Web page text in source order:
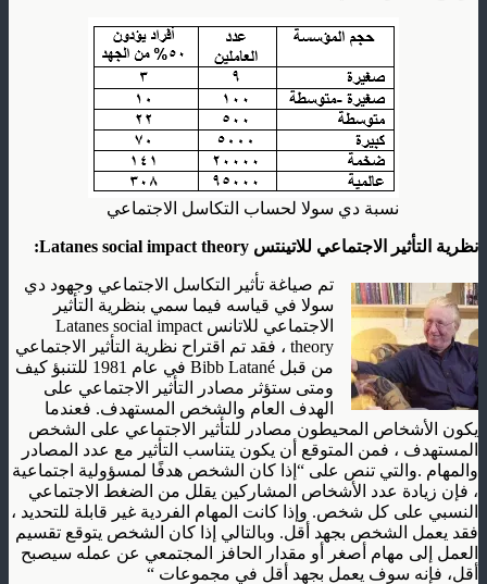
نسبة دي سولا لحساب التكاسل الاجتماعي
نظرية التأثير الاجتماعي للاتينتس Latanes social impact theory:
تم صياغة تأثير التكاسل الاجتماعي وجهود دي
سولا في قياسه فيما سمي بنظرية التأثير
الاجتماعي للاتانس Latanes social impact
theory ، فقد تم اقتراح نظرية التأثير الاجتماعي
من قبل Bibb Latané في عام 1981 للتنبؤ كيف
ومتى ستؤثر مصادر التأثير الاجتماعي على
الهدف العام والشخص المستهدف. فعندما
يكون الأشخاص المحيطون مصادر للتأثير الاجتماعي على الشخص
المستهدف ، فمن المتوقع أن يكون يتناسب التأثير مع عدد المصادر
والمهام .والتي تنص على “إذا كان الشخص هدفًا لمسؤولية اجتماعية
، فإن زيادة عدد الأشخاص المشاركين يقلل من الضغط الاجتماعي
النسبي على كل شخص. وإذا كانت المهام الفردية غير قابلة للتحديد ،
فقد يعمل الشخص بجهد أقل. وبالتالي إذا كان الشخص يتوقع تقسيم
العمل إلى مهام أصغر أو مقدار الحافز المجتمعي عن عمله سيصبح
أقل، فإنه سوف يعمل بجهد أقل في مجموعات “